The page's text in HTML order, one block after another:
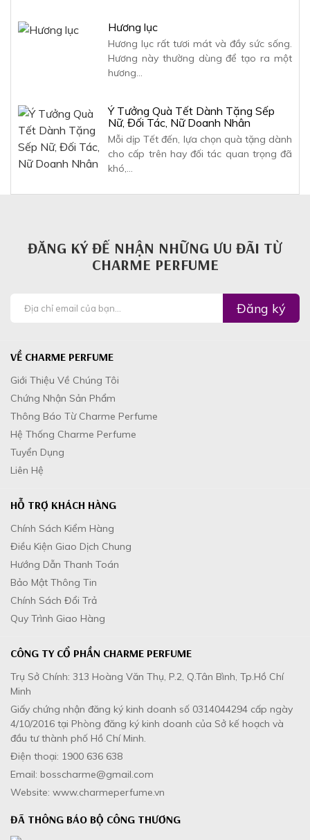
Hương lục
Hương lục rất tươi mát và đầy sức sống.
Hương này thường dùng để tạo ra một
hương…
Ý Tưởng Quà Tết Dành Tặng Sếp
Nữ, Đối Tác, Nữ Doanh Nhân
Mỗi dịp Tết đến, lựa chọn quà tặng dành
cho cấp trên hay đối tác quan trọng đã
khó,…
ĐĂNG KÝ ĐỂ NHẬN NHỮNG ƯU ĐÃI TỪ
CHARME PERFUME
Đăng ký
VỀ CHARME PERFUME
Giới Thiệu Về Chúng Tôi
Chứng Nhận Sản Phẩm
Thông Báo Từ Charme Perfume
Hệ Thống Charme Perfume
Tuyển Dụng
Liên Hệ
HỖ TRỢ KHÁCH HÀNG
Chính Sách Kiểm Hàng
Điều Kiện Giao Dịch Chung
Hướng Dẫn Thanh Toán
Bảo Mật Thông Tin
Chính Sách Đổi Trả
Quy Trình Giao Hàng
CÔNG TY CỔ PHẦN CHARME PERFUME
Trụ Sở Chính: 313 Hoàng Văn Thụ, P.2, Q.Tân Bình, Tp.Hồ Chí
Minh
Giấy chứng nhận đăng ký kinh doanh số 0314044294 cấp ngày
4/10/2016 tại Phòng đăng ký kinh doanh của Sở kế hoạch và
đầu tư thành phố Hồ Chí Minh.
Điện thoại: 1900 636 638
Email: bosscharme@gmail.com
Website: www.charmeperfume.vn
ĐÃ THÔNG BÁO BỘ CÔNG THƯƠNG